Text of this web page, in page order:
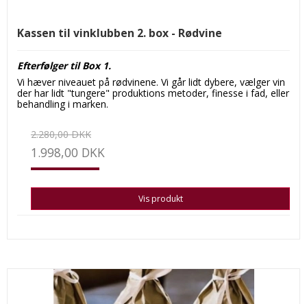
Kassen til vinklubben 2. box - Rødvine
Efterfølger til Box 1.
Vi hæver niveauet på rødvinene. Vi går lidt dybere, vælger vin
der har lidt "tungere" produktions metoder, finesse i fad, eller
behandling i marken.
2.280,00 DKK
1.998,00 DKK
Vis produkt